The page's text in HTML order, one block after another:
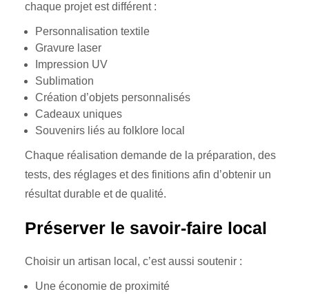
chaque projet est différent :
Personnalisation textile
Gravure laser
Impression UV
Sublimation
Création d’objets personnalisés
Cadeaux uniques
Souvenirs liés au folklore local
Chaque réalisation demande de la préparation, des
tests, des réglages et des finitions afin d’obtenir un
résultat durable et de qualité.
Préserver le savoir-faire local
Choisir un artisan local, c’est aussi soutenir :
Une économie de proximité